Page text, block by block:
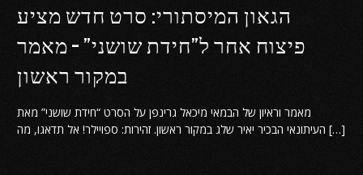
הגאון המיסתורי: סרט חדש מציע
פיצוח אחר ל”חידת שושני” – מאמר
במקור ראשון
מאמר וראיון של הבמאי מיכאל גרינפן על הסרט “חידת שושני” מאת
העיתונאי הבכיר יאיר שלג במקור ראשון. זהירות: ספויילר! אל תדאגו, מה […]